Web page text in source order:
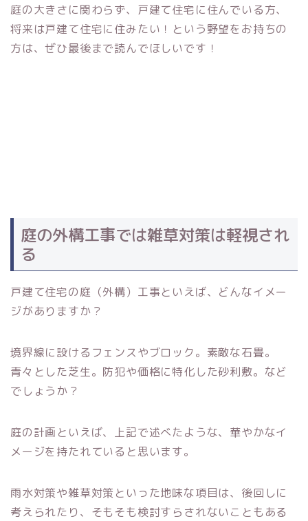
庭の大きさに関わらず、戸建て住宅に住んでいる方、
将来は戸建て住宅に住みたい！という野望をお持ちの
方は、ぜひ最後まで読んでほしいです！
庭の外構工事では雑草対策は軽視され
る
戸建て住宅の庭（外構）工事といえば、どんなイメー
ジがありますか？
境界線に設けるフェンスやブロック。素敵な石畳。
青々とした芝生。防犯や価格に特化した砂利敷。など
でしょうか？
庭の計画といえば、上記で述べたような、華やかなイ
メージを持たれていると思います。
雨水対策や雑草対策といった地味な項目は、後回しに
考えられたり、そもそも検討すらされないこともある